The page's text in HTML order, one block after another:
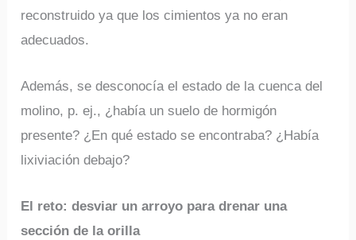
reconstruido ya que los cimientos ya no eran
adecuados.
Además, se desconocía el estado de la cuenca del
molino, p. ej., ¿había un suelo de hormigón
presente? ¿En qué estado se encontraba? ¿Había
lixiviación debajo?
El reto: desviar un arroyo para drenar una
sección de la orilla